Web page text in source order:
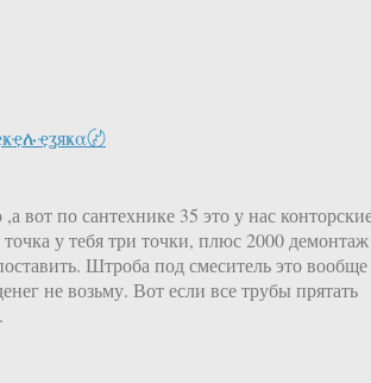
〄
вот по сантехнике 35 это у нас
у тебя три точки, плюс 2000 демонтаж
Штроба под смеситель это вообще
не возьму. Вот если все трубы прятать